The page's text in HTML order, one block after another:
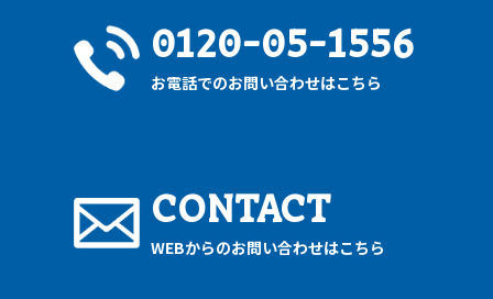
0120-05-1556
お電話でのお問い合わせはこちら
CONTACT
WEBからのお問い合わせはこちら